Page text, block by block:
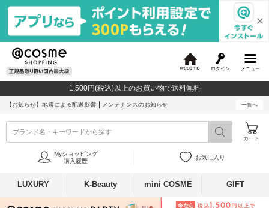
メニュー
ログイン
c
o
1,500円(税込)以上のお買い物で送料無料
【お知らせ】 地震による配送影響 メンテナンスのお知らせ 一覧へ
ブランド名・キーワードから探す
カート
Myショッピング
購入履歴
お気に入り
LUXURY K-Beauty mini COSME GIFT